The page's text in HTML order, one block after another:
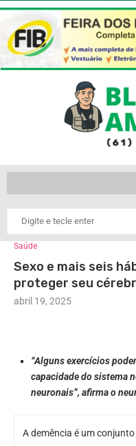
Saúde
Sexo e mais seis
proteger seu
abril 19, 2025
“Alguns exercícios
capacidade do sistema
neuronais”, afirma o
A demência é um